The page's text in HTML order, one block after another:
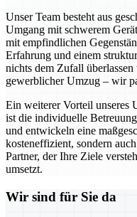
Unser Team besteht aus
Umgang mit schwerem
mit empfindlichen
Erfahrung und einem
nichts dem Zufall
gewerblicher Umzug – wir
Ein weiterer Vorteil unseres
ist die individuelle
und entwickeln eine
kosteneffizient, sondern
Partner, der Ihre Ziele
umsetzt.
Wir sind für Sie da